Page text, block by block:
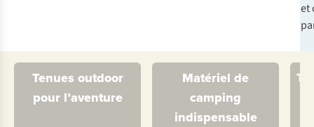
et
Tenues outdoor
pour l’aventure
Matériel de
camping
indispensable